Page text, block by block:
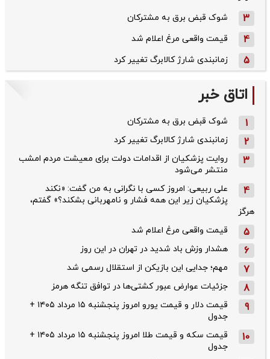
3 شوک قبض برق به مشترکان
4 قیمت واقعی مرغ اعلام شد
5 زمانبندی شارژ کالابرگ تغییر کرد
اتاق خبر
1 شوک قبض برق به مشترکان
2 زمانبندی شارژ کالابرگ تغییر کرد
3
روایت پزشکیان از اقدامات دولت برای معیشت مردم امشب
منتشر می‌شود
4
علی ربیعی: امروز کسی با نگرانی به من گفت: «نکند
پزشکیان زیر این همه فشار و نامهربانی بشکند؟» گفتم،
هرگز
5 قیمت واقعی مرغ اعلام شد
6 هشدار وزش باد شدید در تهران در این روز
7 مهم؛ جدایی این بازیکن از استقلال رسمی شد
8 جزئیات عوارض عبور کشتی‌ها در توافق تنگه هرمز
9
قیمت دلار و قیمت یورو امروز پنجشنبه ۱۵ مرداد ۱۴۰۵ +
جدول
10
قیمت سکه و قیمت طلا امروز پنجشنبه ۱۵ مرداد ۱۴۰۵ +
جدول